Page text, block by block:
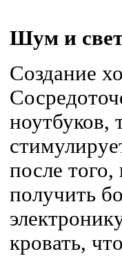
Шум и свет
Создание
ноутбуков,
после
получить
кровать,